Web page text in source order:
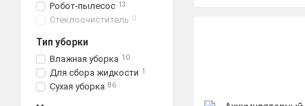
Робот-пылесос 13
Стеклоочиститель 0
Тип уборки
Влажная уборка 10
Для сбора жидкости 1
Сухая уборка 86